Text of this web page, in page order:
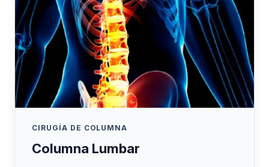
CIRUGÍA DE COLUMNA
Columna Lumbar